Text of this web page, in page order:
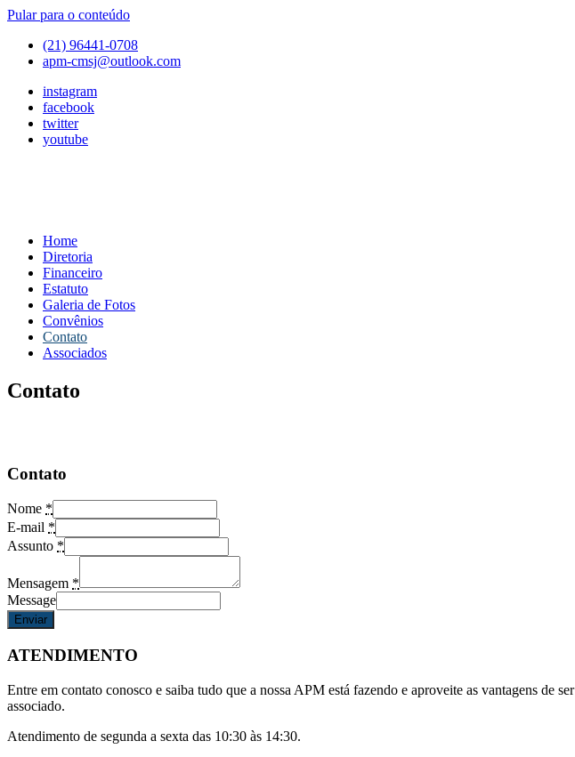
Pular para o conteúdo
(21) 96441-0708
apm-cmsj@outlook.com
instagram
facebook
twitter
youtube
APM
Associação
Pais
Mestres
Colégio
São
José
Home
Diretoria
Financeiro
Estatuto
Galeria de Fotos
Convênios
Contato
Associados
Contato
Contato
Nome *
E-mail *
Assunto *
Mensagem *
Message
Enviar
ATENDIMENTO
Entre em contato conosco e saiba tudo que a nossa APM está fazendo e aproveite as vantagens de ser
associado.
Atendimento de segunda a sexta das 10:30 às 14:30.